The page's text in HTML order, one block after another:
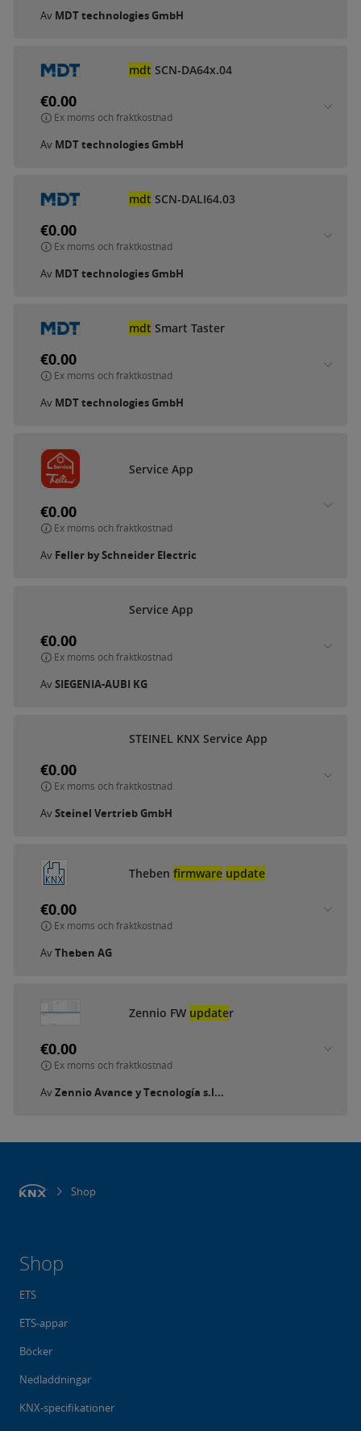
Av MDT technologies GmbH
mdt SCN-DA64x.04
€0.00
Ex moms och fraktkostnad
Av MDT technologies GmbH
mdt SCN-DALI64.03
€0.00
Ex moms och fraktkostnad
Av MDT technologies GmbH
mdt Smart Taster
€0.00
Ex moms och fraktkostnad
Av MDT technologies GmbH
Service App
€0.00
Ex moms och fraktkostnad
Av Feller by Schneider Electric
Service App
€0.00
Ex moms och fraktkostnad
AvSIEGENIA-AUBI KG
STEINEL KNX Service App
€0.00
Ex moms och fraktkostnad
AvSteinel Vertrieb GmbH
Theben firmware update
€0.00
Ex moms och fraktkostnad
AvTheben AG
Zennio FW updater
€0.00
Ex moms och fraktkostnad
AvZennio Avance y Tecnología s.l...
Shop
Shop
ETS
ETS-appar
Böcker
Nedladdningar
KNX-specifikationer